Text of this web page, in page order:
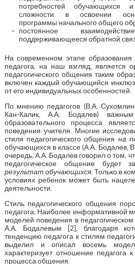
потребностей обучающихся
сложности в освоении
программы начального общего
постоянное
поддерживающееся обратной
На современном этапе
педагога, на наш взгляд, является
педагогического общения таким
включен каждый обучающийся
от его индивидуальных особенностей.
По мнению педагогов (В.А.
Кан-Калик, А.А. Бодалев) важным
образовательного процесса
поведения учителя. Многие
стиля педагогического общения на
обучающихся в классе (А.А. Бодалев,
очередь, А.А. Бодалев говорил о том,
педагогическое общение будет
результат обучающихся. Только в
условиях ребенок может быть
деятельности.
Стиль педагогического общения
педагога. Наиболее информативной
моделей поведения в
А.А. Бодалевым [2], благодаря
тенденцию педагога к стилям
выделил и описал восемь
характеризует отношение
процесса общения.